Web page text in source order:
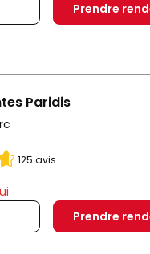
Prendre
Paridis
125 avis
Prendre